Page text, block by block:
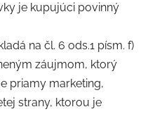
je kupujúci povinný
na čl. 6 ods.1 písm. f)
záujmom, ktorý
priamy marketing,
strany, ktorou je